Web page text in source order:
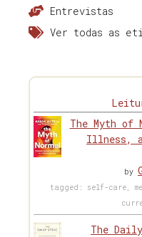
Entrevistas
Ver todas as
The Myth of
Illness,
by
tagged: self-care,
The